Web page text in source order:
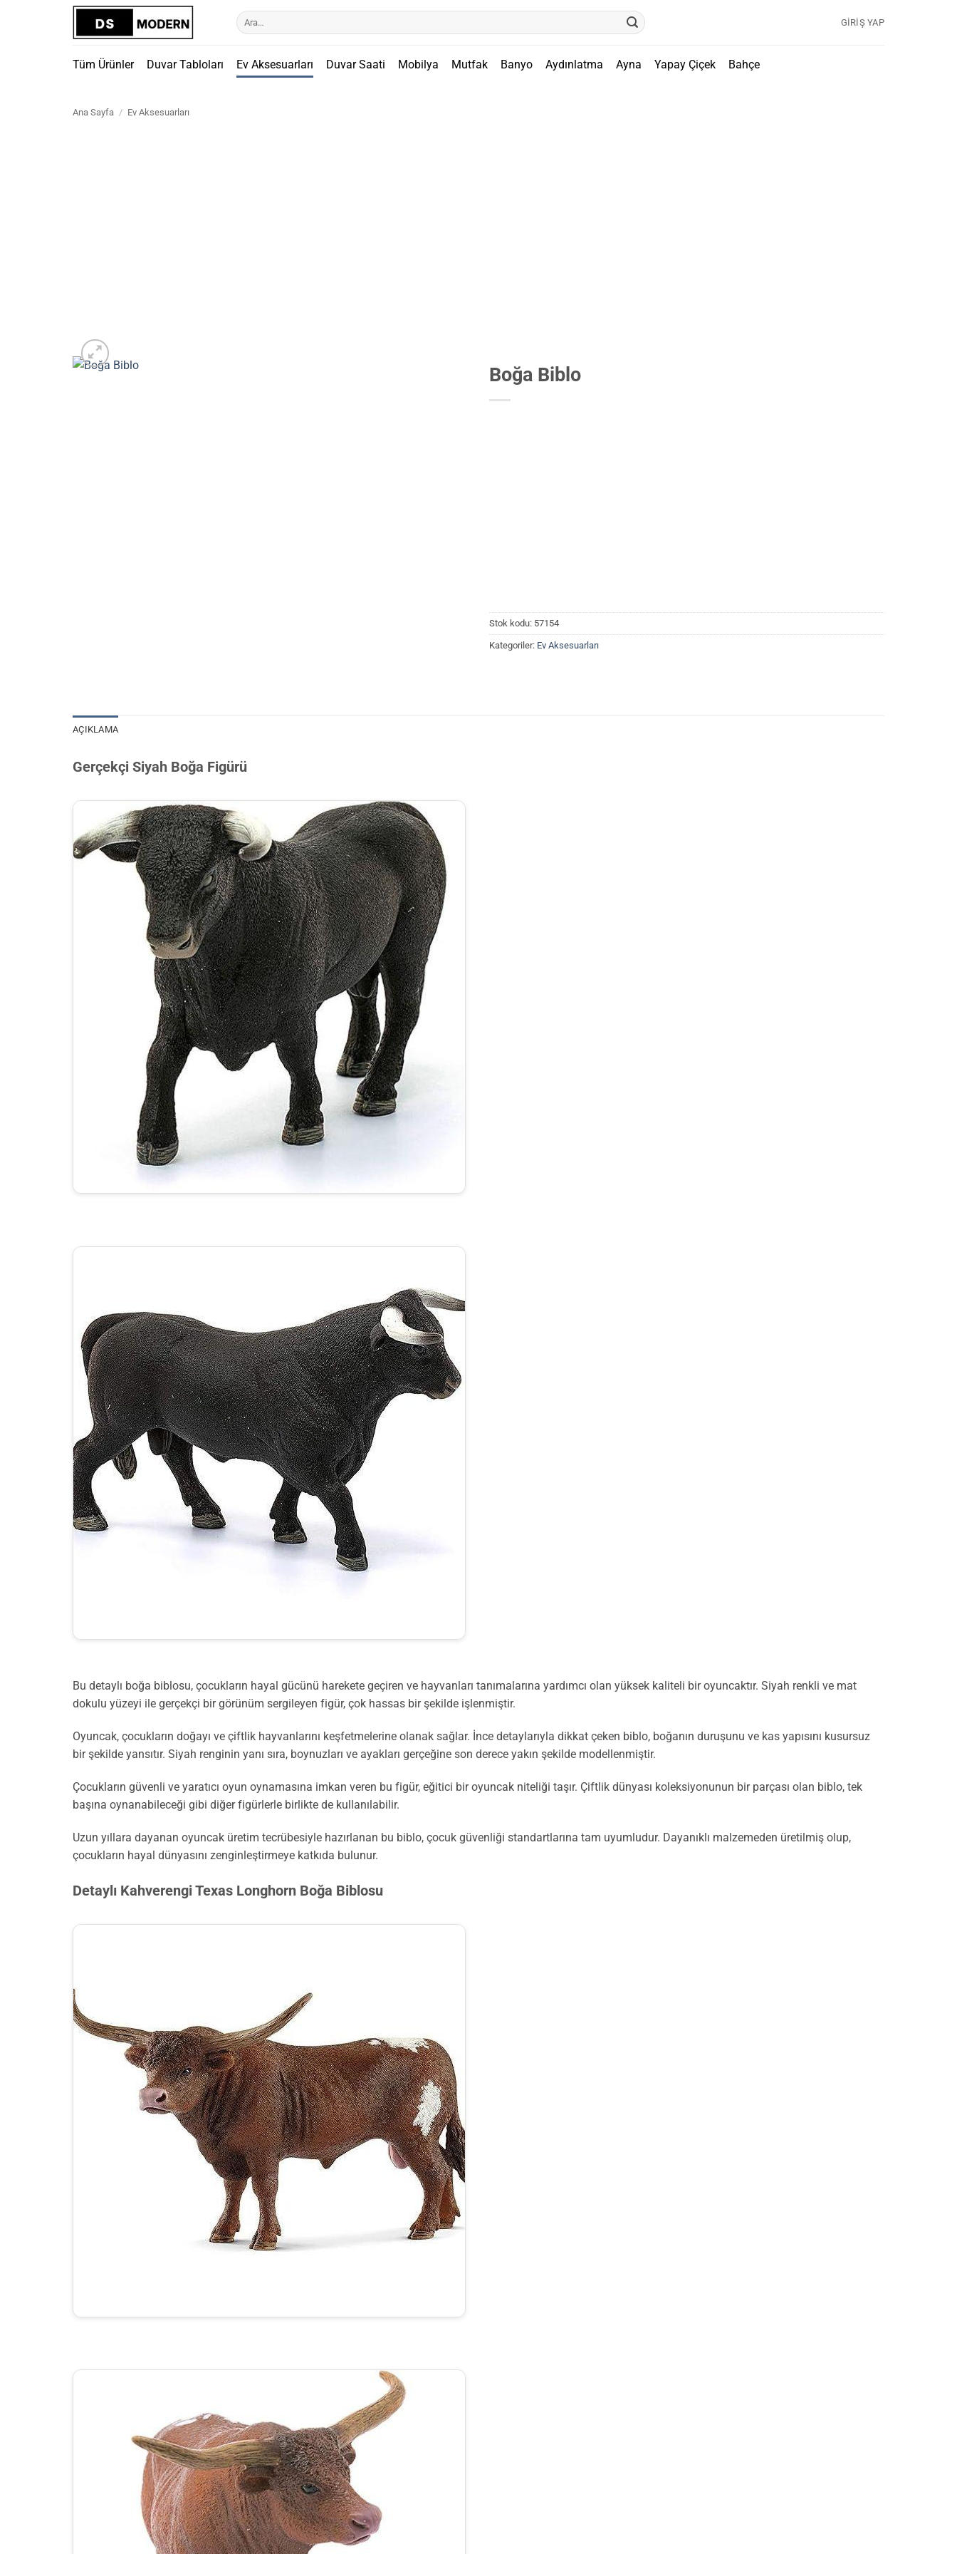
Ara:
GIRIŞ YAP
Tüm Ürünler Duvar Tabloları Ev Aksesuarları Duvar Saati Mobilya Mutfak Banyo Aydınlatma Ayna Yapay Çiçek Bahçe
Ana Sayfa / Ev Aksesuarları
Boğa Biblo
Stok kodu: 57154
Kategoriler: Ev Aksesuarları
AÇIKLAMA
Gerçekçi Siyah Boğa Figürü
Bu detaylı boğa biblosu, çocukların hayal gücünü harekete geçiren ve hayvanları tanımalarına yardımcı olan yüksek kaliteli bir oyuncaktır. Siyah renkli ve mat
dokulu yüzeyi ile gerçekçi bir görünüm sergileyen figür, çok hassas bir şekilde işlenmiştir.
Oyuncak, çocukların doğayı ve çiftlik hayvanlarını keşfetmelerine olanak sağlar. İnce detaylarıyla dikkat çeken biblo, boğanın duruşunu ve kas yapısını kusursuz
bir şekilde yansıtır. Siyah renginin yanı sıra, boynuzları ve ayakları gerçeğine son derece yakın şekilde modellenmiştir.
Çocukların güvenli ve yaratıcı oyun oynamasına imkan veren bu figür, eğitici bir oyuncak niteliği taşır. Çiftlik dünyası koleksiyonunun bir parçası olan biblo, tek
başına oynanabileceği gibi diğer figürlerle birlikte de kullanılabilir.
Uzun yıllara dayanan oyuncak üretim tecrübesiyle hazırlanan bu biblo, çocuk güvenliği standartlarına tam uyumludur. Dayanıklı malzemeden üretilmiş olup,
çocukların hayal dünyasını zenginleştirmeye katkıda bulunur.
Detaylı Kahverengi Texas Longhorn Boğa Biblosu